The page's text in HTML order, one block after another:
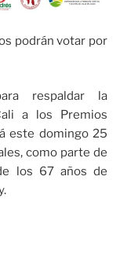
podrán votar por
respaldar la
a los Premios
este domingo 25
como parte de
los 67 años de